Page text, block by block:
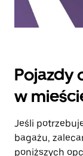
Pojazdy
w
Jeśli
bagażu,
poniższych